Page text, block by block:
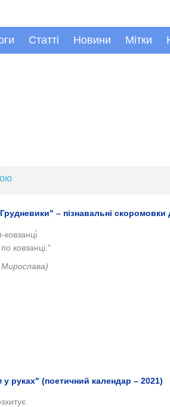
Статті Новини Мітки
– пізнавальні скоромовки
ковзанці́
ковзанці."
руках" (поетичний календар – 2021)